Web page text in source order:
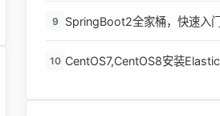
9 SpringBoot2全家桶，快速入
10 CentOS7,CentOS8安装